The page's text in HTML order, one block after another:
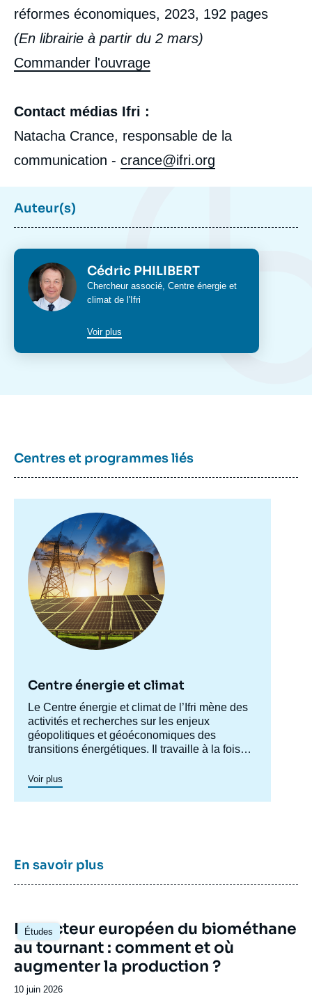
réformes économiques, 2023, 192 pages
(En librairie à partir du 2 mars)
Commander l'ouvrage
Contact médias Ifri :
Natacha Crance, responsable de la
communication - crance@ifri.org
Auteur(s)
Photo Cédric PHILIBERT
Intitulé
du
Chercheur associé, Centre énergie et
climat de l'Ifri
Voir plus
Centres et programmes liés
principale
Centre énergie et climat
Accroche
centre
Le Centre énergie et climat de l’Ifri mène des
activités et recherches sur les enjeux
géopolitiques et géoéconomiques des
transitions énergétiques. Il travaille à la fois
compétitivité, de maîtrise des chaînes de
valeur, et d'acceptabilité. Spécialisé dans
l’étude des politiques européennes de
énergétiques et climatiques des grandes
puissances comme les Etats-Unis, la Chine
ou l’Inde. Il offre une expertise reconnue,
notamment.
Voir plus
En savoir plus
Études
Image
principale
Le secteur européen du biométhane
au tournant : comment et où
augmenter la production ?
Date
10 juin 2026
Image
couverture
de
Cédric PHILIBERT, « Eoliennes, pourquoi